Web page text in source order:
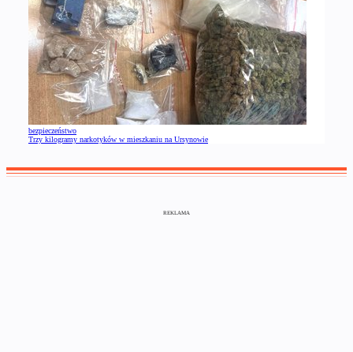
bezpieczeństwo
Trzy kilogramy narkotyków w mieszkaniu na Ursynowie
REKLAMA